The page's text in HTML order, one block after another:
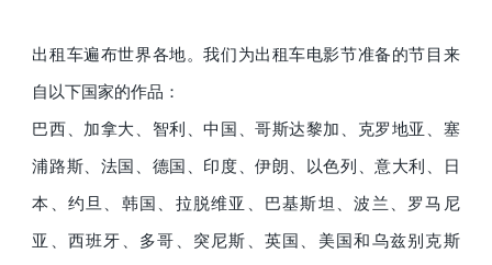
出租车遍布世界各地。我们为出租车电影节准备的节目来
自以下国家的作品：
巴西、加拿大、智利、中国、哥斯达黎加、克罗地亚、塞
浦路斯、法国、德国、印度、伊朗、以色列、意大利、日
本、约旦、韩国、拉脱维亚、巴基斯坦、波兰、罗马尼
亚、西班牙、多哥、突尼斯、英国、美国和乌兹别克斯